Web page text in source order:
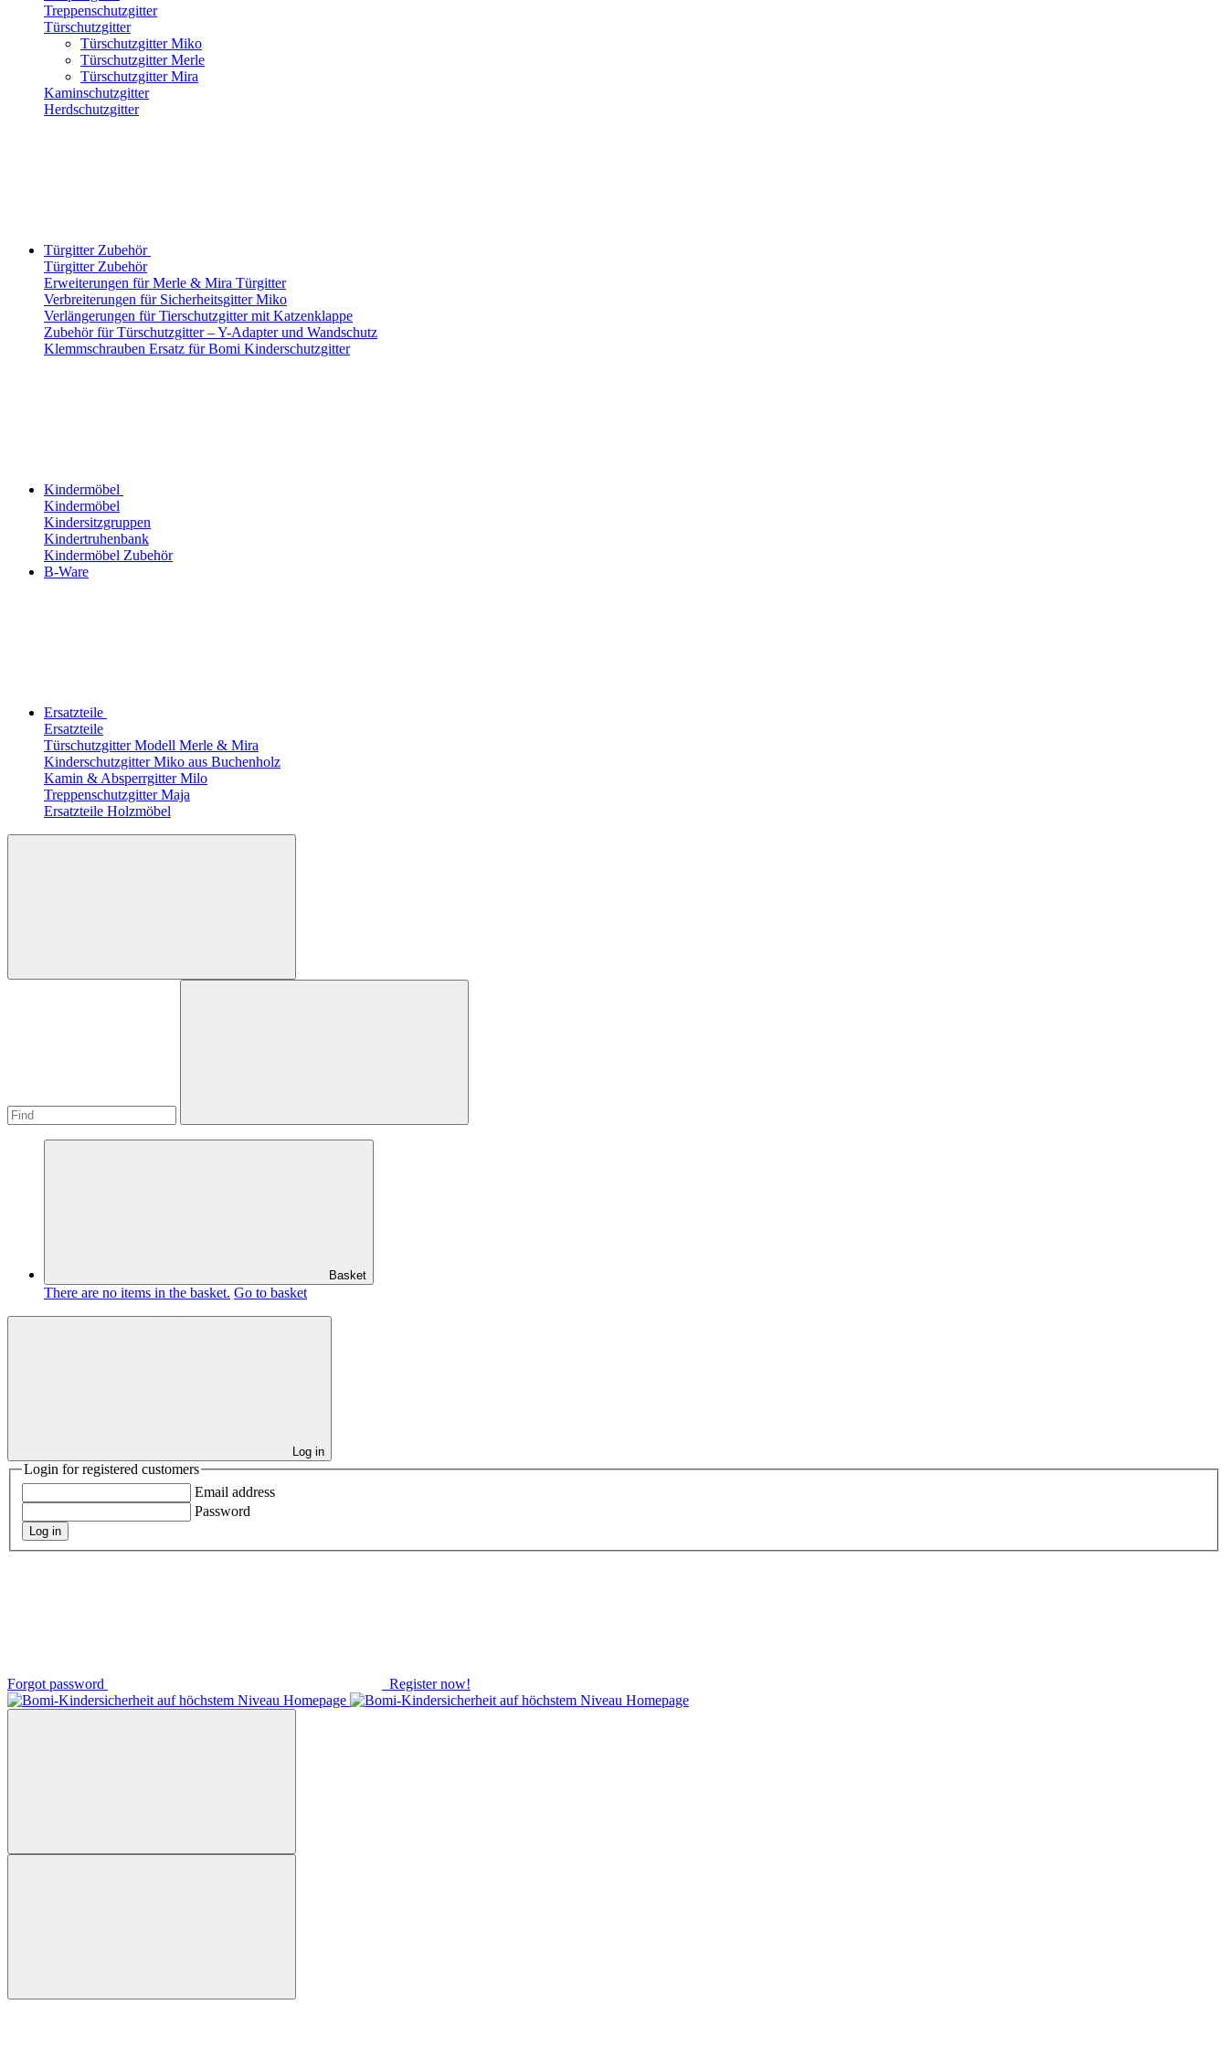
Treppenschutzgitter
Türschutzgitter
Türschutzgitter Miko
Türschutzgitter Merle
Türschutzgitter Mira
Kaminschutzgitter
Herdschutzgitter
Türgitter Zubehör
Türgitter Zubehör
Erweiterungen für Merle & Mira Türgitter
Verbreiterungen für Sicherheitsgitter Miko
Verlängerungen für Tierschutzgitter mit Katzenklappe
Zubehör für Türschutzgitter – Y-Adapter und Wandschutz
Klemmschrauben Ersatz für Bomi Kinderschutzgitter
Kindermöbel
Kindermöbel
Kindersitzgruppen
Kindertruhenbank
Kindermöbel Zubehör
B-Ware
Ersatzteile
Ersatzteile
Türschutzgitter Modell Merle & Mira
Kinderschutzgitter Miko aus Buchenholz
Kamin & Absperrgitter Milo
Treppenschutzgitter Maja
Ersatzteile Holzmöbel
Basket
There are no items in the basket. Go to basket
Log in
Login for registered customers
Email address
Password
Log in
Forgot password Register now!